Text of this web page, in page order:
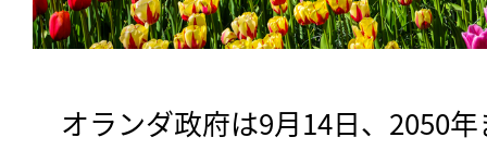
オランダ政府は9月14日、2050